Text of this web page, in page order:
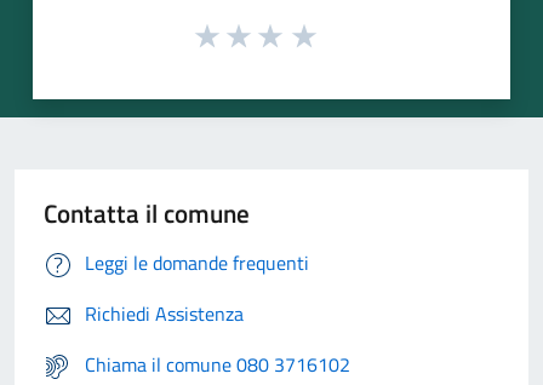
Contatta il comune
Leggi le domande frequenti
Richiedi Assistenza
Chiama il comune 080 3716102